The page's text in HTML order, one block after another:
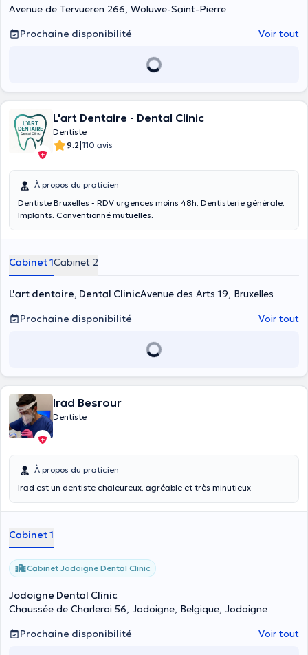
Avenue de Tervueren 266, Woluwe-Saint-Pierre
Prochaine disponibilité
Voir tout
L'art Dentaire - Dental Clinic
Dentiste
9.2|110 avis
À propos du praticien
Dentiste Bruxelles - RDV urgences moins 48h, Dentisterie générale,
Implants. Conventionné mutuelles.
Cabinet 1Cabinet 2
L'art dentaire, Dental ClinicAvenue des Arts 19, Bruxelles
Prochaine disponibilité
Voir tout
Irad Besrour
Dentiste
À propos du praticien
Irad est un dentiste chaleureux, agréable et très minutieux
Cabinet 1
Cabinet Jodoigne Dental Clinic
Jodoigne Dental Clinic
Chaussée de Charleroi 56, Jodoigne, Belgique, Jodoigne
Prochaine disponibilité
Voir tout